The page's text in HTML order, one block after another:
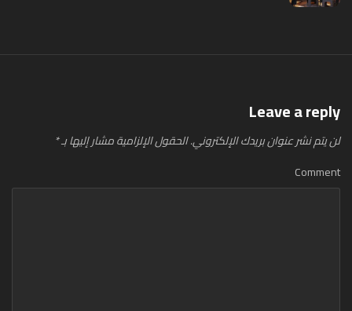
Leave a reply
لن يتم نشر عنوان بريدك الإلكتروني.الحقول الإلزامية مشار إليها بـ*
Comment